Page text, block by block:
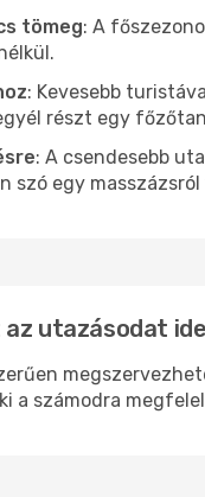
tömeg: A
: Kevesebb
részt egy
: A csendesebb
szó egy
utazásodat
a számodra